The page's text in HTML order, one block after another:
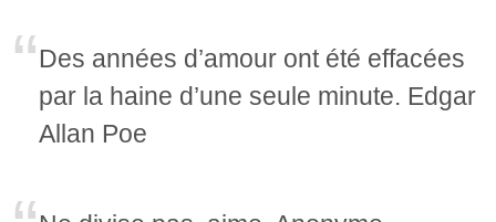
Des années d’amour ont été effacées
par la haine d’une seule minute. Edgar
Allan Poe